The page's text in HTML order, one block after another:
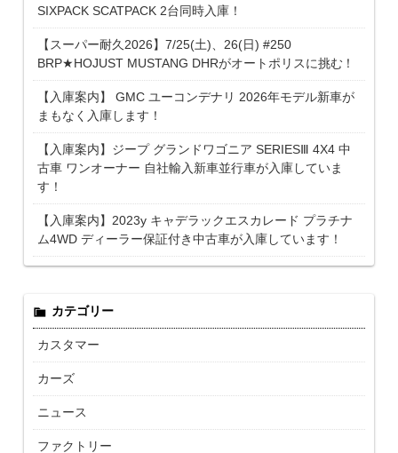
SIXPACK SCATPACK 2台同時入庫！
【スーパー耐久2026】7/25(土)、26(日) #250
BRP★HOJUST MUSTANG DHRがオートポリスに挑む！
【入庫案内】 GMC ユーコンデナリ 2026年モデル新車が
まもなく入庫します！
【入庫案内】ジープ グランドワゴニア SERIESⅢ 4X4 中
古車 ワンオーナー 自社輸入新車並行車が入庫していま
す！
【入庫案内】2023y キャデラックエスカレード プラチナ
ム4WD ディーラー保証付き中古車が入庫しています！
カテゴリー
カスタマー
カーズ
ニュース
ファクトリー